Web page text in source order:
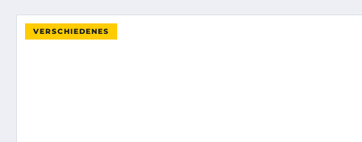
VERSCHIEDENES